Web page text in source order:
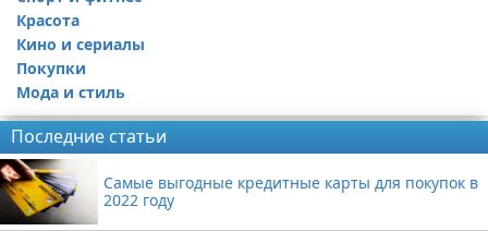
Красота
Кино и сериалы
Покупки
Мода и стиль
Последние статьи
Самые выгодные кредитные карты для покупок в
2022 году